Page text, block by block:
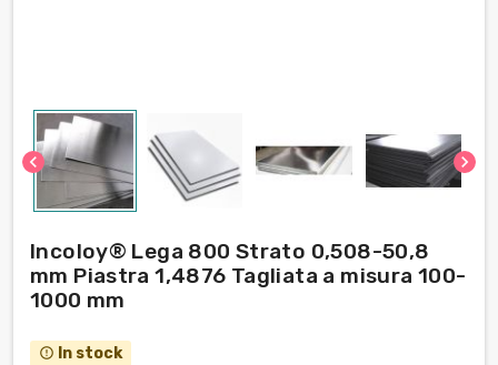
chevron_left chevron_right
Incoloy® Lega 800 Strato 0,508-50,8
mm Piastra 1,4876 Tagliata a misura 100-
1000 mm
error_outline In stock